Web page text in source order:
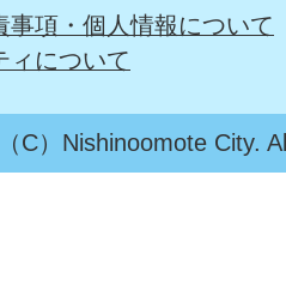
事項・個人情報について
ィについて
C）Nishinoomote City.